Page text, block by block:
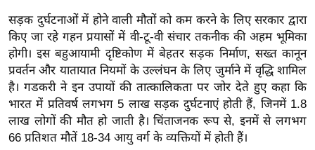
यं
ग
इं
डि
या
सा
हि
सड़क दुर्घटनाओं में होने वाली मौतों को कम करने के लिए सरकार द्वारा
किए जा रहे गहन प्रयासों में वी-टू-वी संचार तकनीक की अहम भूमिका
होगी। इस बहुआयामी दृष्टिकोण में बेहतर सड़क निर्माण, सख्त कानून
प्रवर्तन और यातायात नियमों के उल्लंघन के लिए जुर्माने में वृद्धि शामिल
है। गडकरी ने इन उपायों की तात्कालिकता पर जोर देते हुए कहा कि
भारत में प्रतिवर्ष लगभग 5 लाख सड़क दुर्घटनाएं होती हैं, जिनमें 1.8
लाख लोगों की मौत हो जाती है। चिंताजनक रूप से, इनमें से लगभग
66 प्रतिशत मौतें 18-34 आयु वर्ग के व्यक्तियों में होती हैं।